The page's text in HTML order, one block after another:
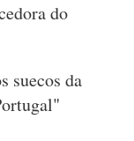
do
suecos da